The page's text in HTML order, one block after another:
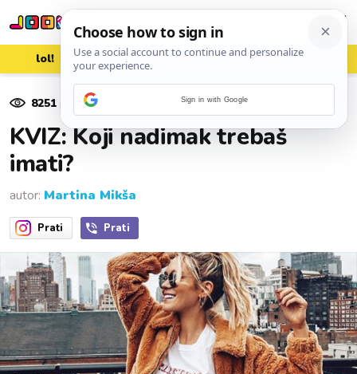
lol! aww vrh! woot?!
8251 pregleda
KVIZ: Koji nadimak trebaš
imati?
autor: Martina Mikša
Prati Prati
Sign in with Google